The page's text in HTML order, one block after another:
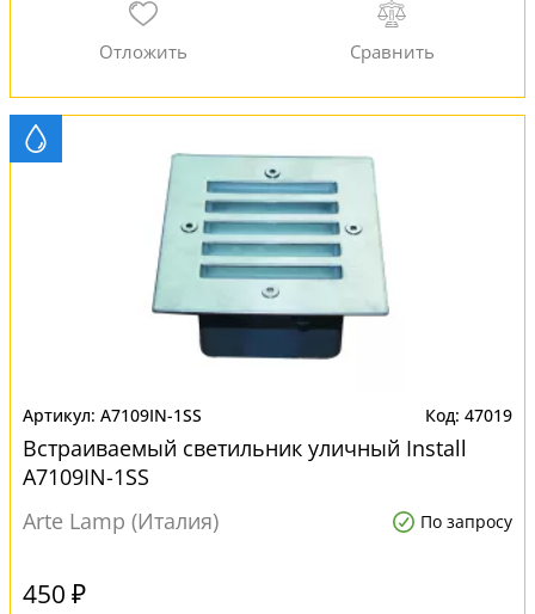
A7109IN-1SS 47019
Встраиваемый светильник уличный Install
A7109IN-1SS
Arte Lamp (Италия)
По запросу
450 ₽